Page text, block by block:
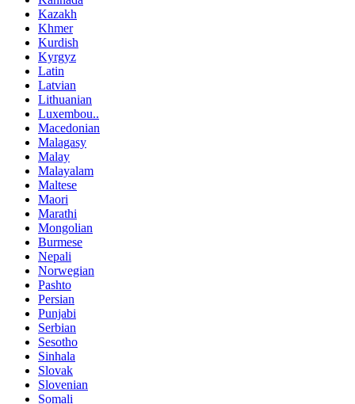
Kazakh
Khmer
Kurdish
Kyrgyz
Latin
Latvian
Lithuanian
Luxembou..
Macedonian
Malagasy
Malay
Malayalam
Maltese
Maori
Marathi
Mongolian
Burmese
Nepali
Norwegian
Pashto
Persian
Punjabi
Serbian
Sesotho
Sinhala
Slovak
Slovenian
Somali